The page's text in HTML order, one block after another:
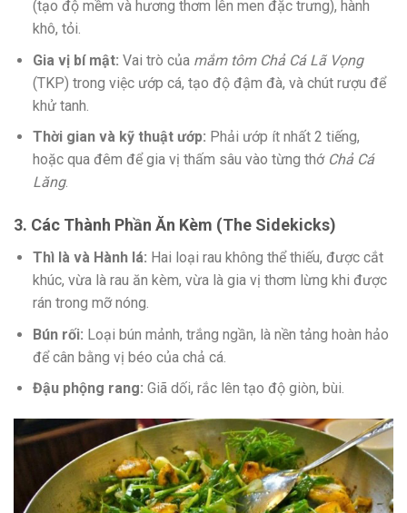
(tạo độ mềm và hương thơm lên men đặc trưng), hành
khô, tỏi.
Gia vị bí mật: Vai trò của mắm tôm Chả Cá Lã Vọng
(TKP) trong việc ướp cá, tạo độ đậm đà, và chút rượu để
khử tanh.
Thời gian và kỹ thuật ướp: Phải ướp ít nhất 2 tiếng,
hoặc qua đêm để gia vị thấm sâu vào từng thớ Chả Cá
Lăng.
3. Các Thành Phần Ăn Kèm (The Sidekicks)
Thì là và Hành lá: Hai loại rau không thể thiếu, được cắt
khúc, vừa là rau ăn kèm, vừa là gia vị thơm lừng khi được
rán trong mỡ nóng.
Bún rối: Loại bún mảnh, trắng ngần, là nền tảng hoàn hảo
để cân bằng vị béo của chả cá.
Đậu phộng rang: Giã dối, rắc lên tạo độ giòn, bùi.